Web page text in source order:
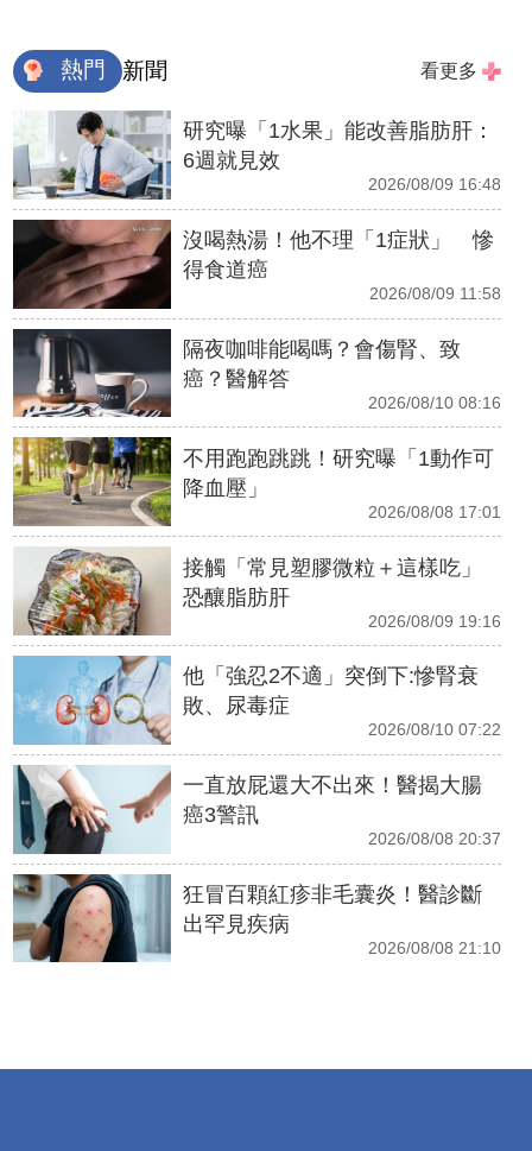
熱門 新聞 看更多
研究曝「1水果」能改善脂肪肝：
6週就見效
2026/08/09 16:48
沒喝熱湯！他不理「1症狀」 慘
得食道癌
2026/08/09 11:58
隔夜咖啡能喝嗎？會傷腎、致
癌？醫解答
2026/08/10 08:16
不用跑跑跳跳！研究曝「1動作可
降血壓」
2026/08/08 17:01
接觸「常見塑膠微粒＋這樣吃」
恐釀脂肪肝
2026/08/09 19:16
他「強忍2不適」突倒下:慘腎衰
敗、尿毒症
2026/08/10 07:22
一直放屁還大不出來！醫揭大腸
癌3警訊
2026/08/08 20:37
狂冒百顆紅疹非毛囊炎！醫診斷
出罕見疾病
2026/08/08 21:10